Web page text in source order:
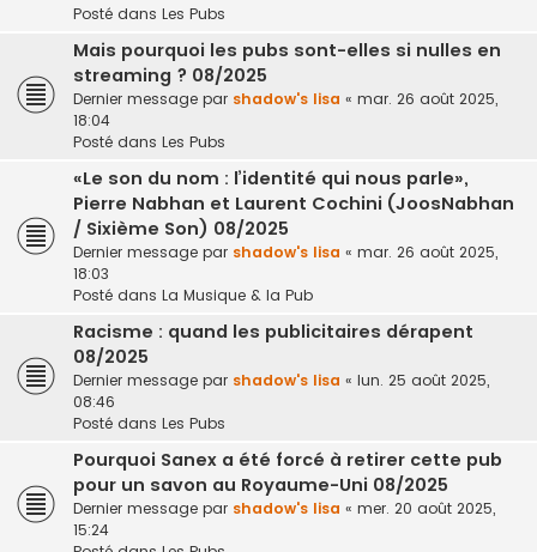
Posté dans Les Pubs
Mais pourquoi les pubs sont-elles si nulles en
streaming ? 08/2025
Dernier message par shadow's lisa « mar. 26 août 2025,
18:04
Posté dans Les Pubs
«Le son du nom : l’identité qui nous parle»,
Pierre Nabhan et Laurent Cochini (JoosNabhan
/ Sixième Son) 08/2025
Dernier message par shadow's lisa « mar. 26 août 2025,
18:03
Posté dans La Musique & la Pub
Racisme : quand les publicitaires dérapent
08/2025
Dernier message par shadow's lisa « lun. 25 août 2025,
08:46
Posté dans Les Pubs
Pourquoi Sanex a été forcé à retirer cette pub
pour un savon au Royaume-Uni 08/2025
Dernier message par shadow's lisa « mer. 20 août 2025,
15:24